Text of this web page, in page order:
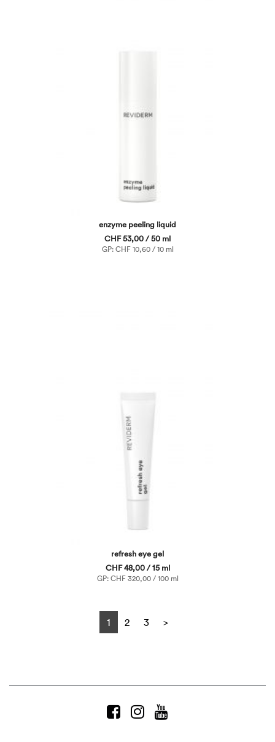
enzyme peeling liquid
CHF 53,00 / 50 ml
GP: CHF 10,60 / 10 ml
refresh eye gel
CHF 48,00 / 15 ml
GP: CHF 320,00 / 100 ml
1 2 3 >Next